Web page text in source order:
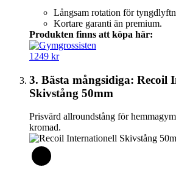
Långsam rotation för
Kortare garanti än premium.
Produkten finns att köpa här:
1249 kr
3. Bästa mångsidiga: Recoil
Skivstång 50mm
Prisvärd allroundstång för
kromad.